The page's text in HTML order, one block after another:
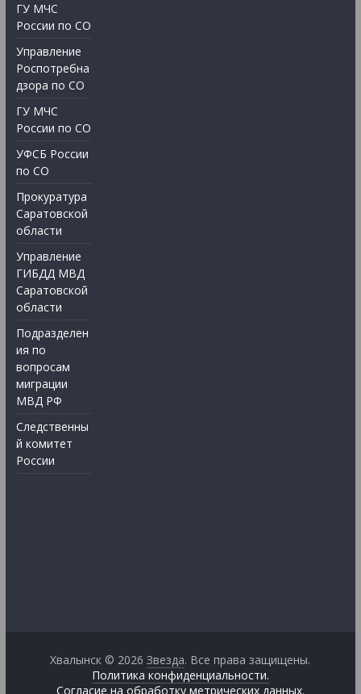
ГУ МЧС
России по СО
Управление
Роспотребна
дзора по СО
ГУ МЧС
России по СО
УФСБ России
по СО
Прокуратура
Саратовской
области
Управление
ГИБДД МВД
Саратовской
области
Подразделен
ия по
вопросам
миграции
МВД РФ
Следственны
й комитет
России
Хвалынск © 2026Звезда. Все права защищены.
Политика конфиденциальности.
Согласие на обработку метрических данных.